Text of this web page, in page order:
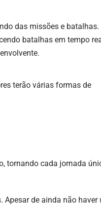
das missões e batalhas.
batalhas em tempo
terão várias formas de
tornando cada jornada
de ainda não haver